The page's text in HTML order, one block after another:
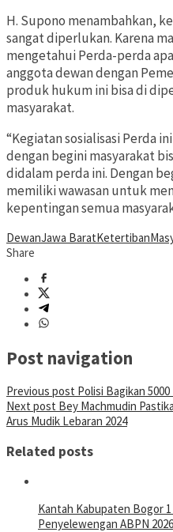
H. Supono menambahkan,
sangat diperlukan. Karena
mengetahui Perda-perda
anggota dewan dengan
produk hukum ini bisa di
masyarakat.
“Kegiatan sosialisasi Perda
dengan begini masyarakat
didalam perda ini. Dengan
memiliki wawasan untuk
kepentingan semua
DewanJawa BaratKetertiban
Share
Post navigation
Previous post Polisi Bagikan
Next post Bey Machmudin
Arus Mudik Lebaran 2024
Related posts
Kantah Kabupaten Bogor
Penyelewengan ABPN